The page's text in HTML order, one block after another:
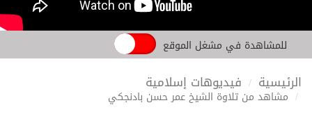
للمشاهدة في مشغل الموقع
الرئيسية فيديوهات إسلامية
مشاهد من تلاوة الشيخ عمر حسن بادنجكي